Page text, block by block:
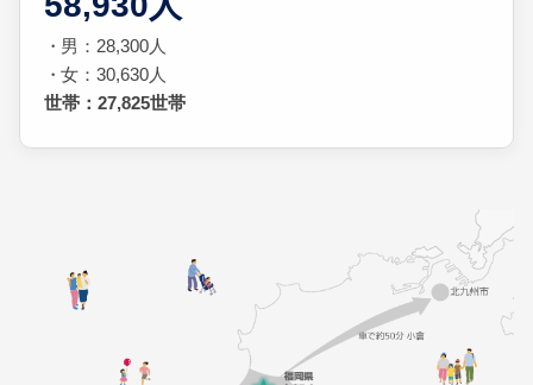
男：28,300人
女：30,630人
世帯：27,825世帯